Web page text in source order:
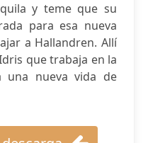
y teme que su
para esa nueva
a Hallandren. Allí
que trabaja en la
una nueva vida de